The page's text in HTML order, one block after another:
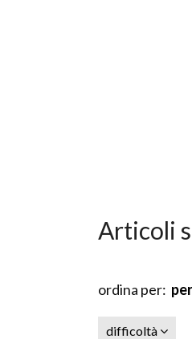
Articoli
ordina per:
difficoltà